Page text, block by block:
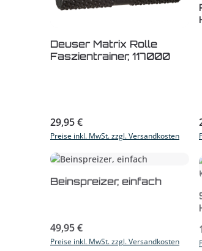
Produkt Anzahl:
Deuser Matrix Rolle
Faszientrainer, 117000
Regulärer Preis:
29,95 €
Preise inkl. MwSt. zzgl. Versandkosten
Produkt Anzahl:
Beinspreizer, einfach
Regulärer Preis:
49,95 €
Preise inkl. MwSt. zzgl. Versandkosten